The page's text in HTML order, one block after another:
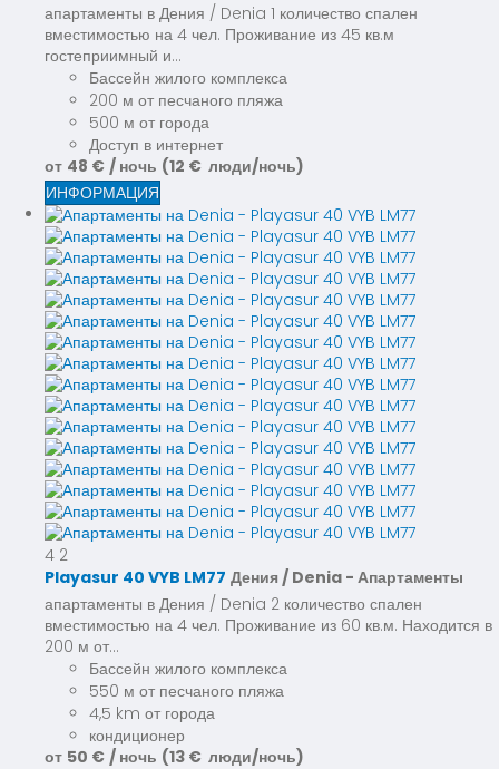
апартаменты в Дения / Denia 1 количество спален
вместимостью на 4 чел. Проживание из 45 кв.м
гостеприимный и...
Бассейн жилого комплекса
200 м от песчаного пляжа
500 м от города
Доступ в интернет
от 48 € / ночь (12 € люди/ночь)
ИНФОРМАЦИЯ
4 2
Playasur 40 VYB LM77 Дения / Denia - Апартаменты
апартаменты в Дения / Denia 2 количество спален
вместимостью на 4 чел. Проживание из 60 кв.м. Находится в
200 м от...
Бассейн жилого комплекса
550 м от песчаного пляжа
4,5 km от города
кондиционер
от 50 € / ночь (13 € люди/ночь)